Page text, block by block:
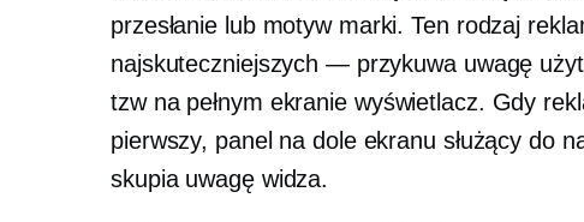
przesłanie lub motyw marki. Ten rodzaj
najskuteczniejszych — przykuwa uwagę
tzw na pełnym ekraniewyświetlacz. Gdy
pierwszy, panel na dole ekranu służący do
skupia uwagę widza.